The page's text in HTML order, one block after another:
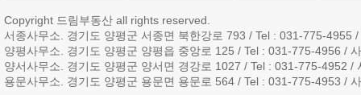
Copyright 드림부동산 all rights reserved.
서종사무소. 경기도 양평군 서종면 북한강로 793 / Tel : 031-775-
양평사무소. 경기도 양평군 양평읍 중앙로 125 / Tel : 031-775-4956 /
양서사무소. 경기도 양평군 양서면 경강로 1027 / Tel : 031-775-4952
용문사무소. 경기도 양평군 용문면 용문로 564 / Tel : 031-775-4953 /